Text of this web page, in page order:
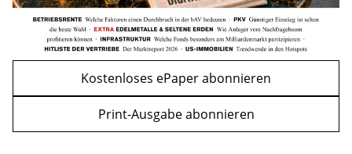
Kostenloses ePaper abonnieren
Print-Ausgabe abonnieren